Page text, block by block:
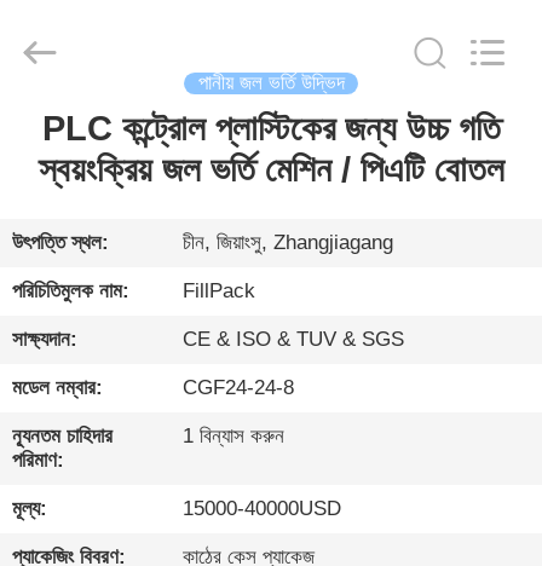
বাড়ি
আমাদের
সম্পর্কে
কারখানা
ভ্রমণ
মান
Machinery
Reserved.
পানীয় জল ভর্তি উদ্ভিদ
PLC কন্ট্রোল প্লাস্টিকের জন্য উচ্চ গতি
স্বয়ংক্রিয় জল ভর্তি মেশিন / পিএটি বোতল
উৎপত্তি স্থল: চীন, জিয়াংসু, Zhangjiagang
পরিচিতিমুলক নাম: FillPack
সাক্ষ্যদান: CE & ISO & TUV & SGS
মডেল নম্বার: CGF24-24-8
ন্যূনতম চাহিদার
পরিমাণ:
1 বিন্যাস করুন
মূল্য: 15000-40000USD
প্যাকেজিং বিবরণ: কাঠের কেস প্যাকেজ